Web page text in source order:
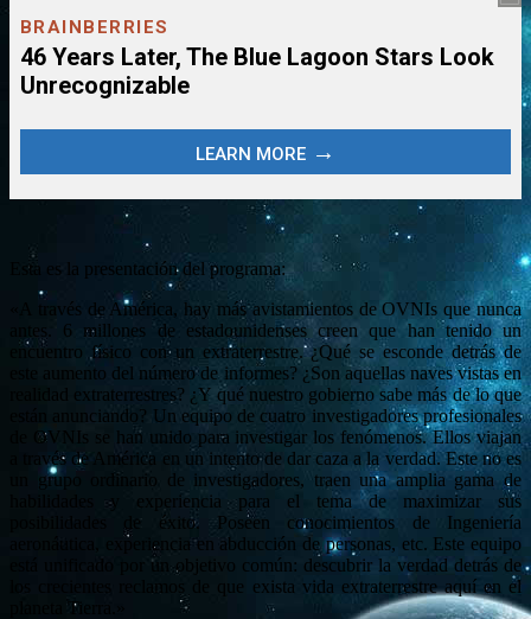
Esta es la presentación del programa:
«A través de América, hay más avistamientos de OVNIs que nunca
antes. 6 millones de estadounidenses creen que han tenido un
encuentro físico con un extraterrestre. ¿Qué se esconde detrás de
este aumento del número de informes? ¿Son aquellas naves vistas en
realidad extraterrestres? ¿Y qué nuestro gobierno sabe más de lo que
están anunciando? Un equipo de cuatro investigadores profesionales
de OVNIs se han unido para investigar los fenómenos. Ellos viajan
a través de América en un intento de dar caza a la verdad. Este no es
un grupo ordinario de investigadores, traen una amplia gama de
habilidades y experiencia para el tema de maximizar sus
posibilidades de éxito. Poseen conocimientos de Ingeniería
aeronáutica, experiencia en abducción de personas, etc. Este equipo
está unificado por un objetivo común: descubrir la verdad detrás de
los crecientes reclamos de que exista vida extraterrestre aquí en el
planeta Tierra.»